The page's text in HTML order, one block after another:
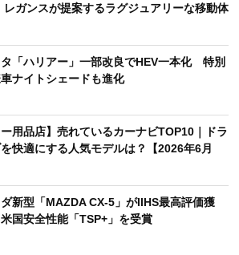
レガンスが提案するラグジュアリーな移動体
タ「ハリアー」一部改良でHEV一本化 特別
ナイトシェードも進化
ー用品店】売れているカーナビTOP10｜ドラ
快適にする人気モデルは？【2026年6月
新型「MAZDA CX-5」がIIHS最高評価獲
国安全性能「TSP+」を受賞